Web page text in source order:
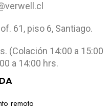
61, piso 6, Santiago.
(Colación 14:00 a 15:00
a 14:00 hrs.
remoto